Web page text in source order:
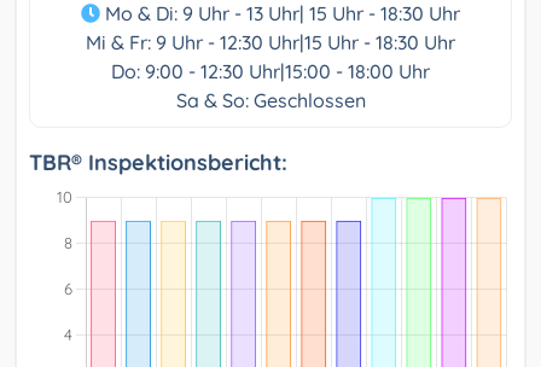
Mo & Di: 9 Uhr - 13 Uhr| 15 Uhr - 18:30 Uhr
Mi & Fr: 9 Uhr - 12:30 Uhr|15 Uhr - 18:30 Uhr
Do: 9:00 - 12:30 Uhr|15:00 - 18:00 Uhr
Sa & So: Geschlossen
TBR® Inspektionsbericht: